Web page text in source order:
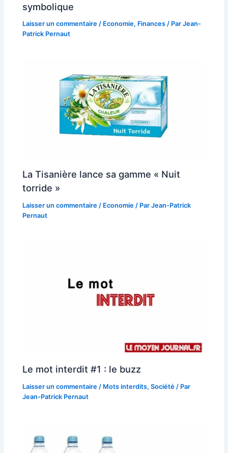
symbolique
Laisser un commentaire / Economie, Finances / ParJean-
Patrick Pernaut
La Tisanière lance sa gamme « Nuit
torride »
Laisser un commentaire / Economie / ParJean-Patrick
Pernaut
Le mot interdit #1 : le buzz
Laisser un commentaire / Mots interdits,Société / Par
Jean-Patrick Pernaut